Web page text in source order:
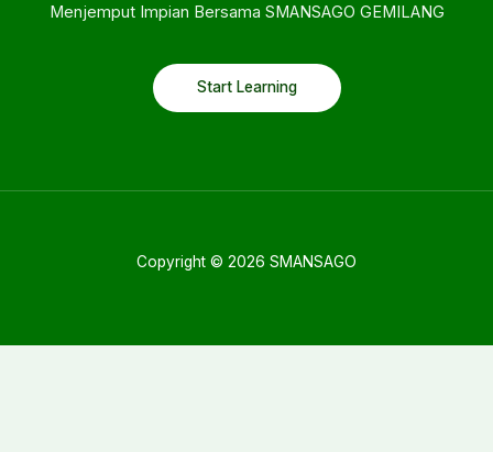
Menjemput Impian Bersama SMANSAGO GEMILANG
Start Learning
Copyright © 2026 SMANSAGO